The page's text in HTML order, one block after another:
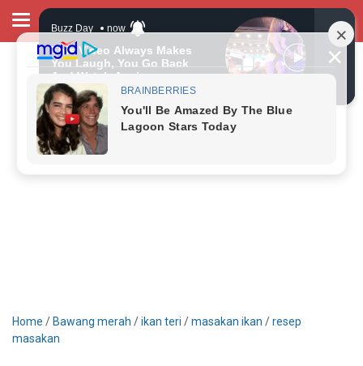
Home / Bawang merah /ikan teri /masakan ikan /resep
masakan